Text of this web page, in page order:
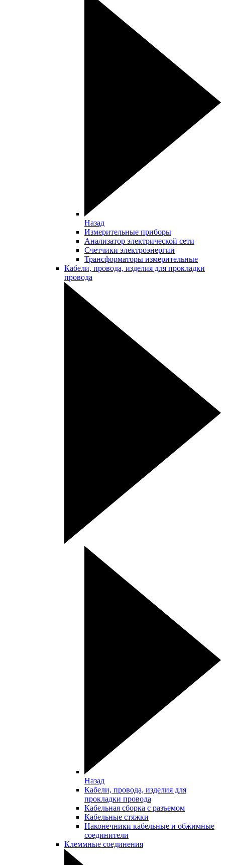
Назад
Измерительные приборы
Анализатор электрической сети
Счетчики электроэнергии
Трансформаторы измерительные
Кабели, провода, изделия для прокладки
провода
Назад
Кабели, провода, изделия для
прокладки провода
Кабельная сборка с разъемом
Кабельные стяжки
Наконечники кабельные и обжимные
соединители
Клеммные соединения